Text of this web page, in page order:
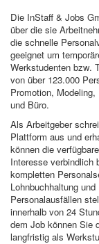
Die InStaff & Jobs
über die sie
die schnelle
geeignet um
Werkstudenten bzw.
von über 123.000
Promotion,
und Büro.
Als Arbeitgeber
Plattform aus und
können die
Interesse verbindlich
kompletten
Lohnbuchhaltung
Personalausfällen
innerhalb von 24
dem Job können Sie
langfristig als